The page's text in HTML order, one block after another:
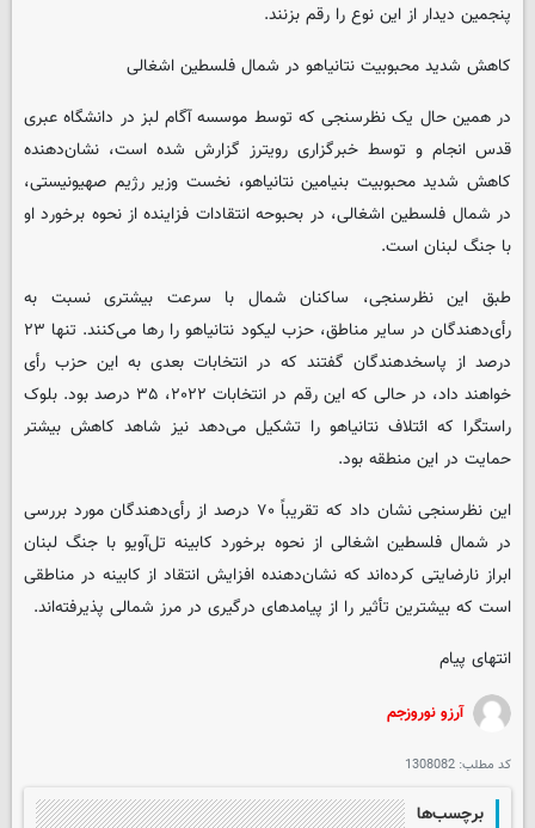
پنجمین دیدار از این نوع را رقم بزنند.
کاهش شدید محبوبیت نتانیاهو در شمال فلسطین اشغالی
در همین حال یک نظرسنجی که توسط موسسه آگام لبز در دانشگاه عبری
قدس انجام و توسط خبرگزاری رویترز گزارش شده است، نشان‌دهنده
کاهش شدید محبوبیت بنیامین نتانیاهو، نخست وزیر رژیم صهیونیستی،
در شمال فلسطین اشغالی، در بحبوحه انتقادات فزاینده از نحوه برخورد او
با جنگ لبنان است.
طبق این نظرسنجی، ساکنان شمال با سرعت بیشتری نسبت به
رأی‌دهندگان در سایر مناطق، حزب لیکود نتانیاهو را رها می‌کنند. تنها ۲۳
درصد از پاسخ‎دهندگان گفتند که در انتخابات بعدی به این حزب رأی
خواهند داد، در حالی که این رقم در انتخابات ۲۰۲۲، ۳۵ درصد بود. بلوک
راستگرا که ائتلاف نتانیاهو را تشکیل می‌دهد نیز شاهد کاهش بیشتر
حمایت در این منطقه بود.
این نظرسنجی نشان داد که تقریباً ۷۰ درصد از رأی‌دهندگان مورد بررسی
در شمال فلسطین اشغالی از نحوه برخورد کابینه تل‌آویو با جنگ لبنان
ابراز نارضایتی کرده‌اند که نشان‌دهنده افزایش انتقاد از کابینه در مناطقی
است که بیشترین تأثیر را از پیامدهای درگیری در مرز شمالی پذیرفته‌اند.
انتهای پیام
آرزو نوروزجم
کد مطلب: 1308082
برچسب‌ها